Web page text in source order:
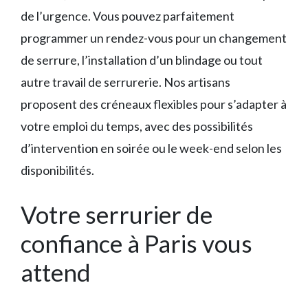
de l’urgence. Vous pouvez parfaitement
programmer un rendez-vous pour un changement
de serrure, l’installation d’un blindage ou tout
autre travail de serrurerie. Nos artisans
proposent des créneaux flexibles pour s’adapter à
votre emploi du temps, avec des possibilités
d’intervention en soirée ou le week-end selon les
disponibilités.
Votre serrurier de
confiance à Paris vous
attend